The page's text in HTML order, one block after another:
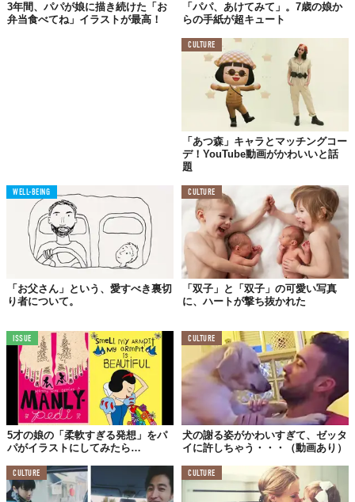
ラプンツェルと暮らすカメレオン、パスカルまでしっかり再現！
動画は、たくさんの練習を経て、米ソルトレイクシティのランタ
ンフェスで撮影されました。ぜひ2人の歌声を聴いてみて！
Licensed material used with permission byDave Crosby
TABI LABO
この世界は、もっと広いはずだ。
3年間、パパが娘に描き続けた「お
弁当食べてね」イラストが最高！
「パパ、あけてみて」。7歳の娘か
らの手紙が超キュート
CULTURE
「あつ森」キャラとマッチングコー
デ！YouTube動画がかわいいと話
題
WELL-BEING
「お父さん」という、愛すべき裏切
り者について。
CULTURE
「双子」と「双子」の可愛い写真
に、ハートが撃ち抜かれた
ISSUE
5才の娘の「柔軟すぎる発想」をパ
パがイラストにしてみたら…
CULTURE
犬の謝る姿がかわいすぎて、ゼッタ
イに許しちゃう・・・（動画あり）
CULTURE CULTURE